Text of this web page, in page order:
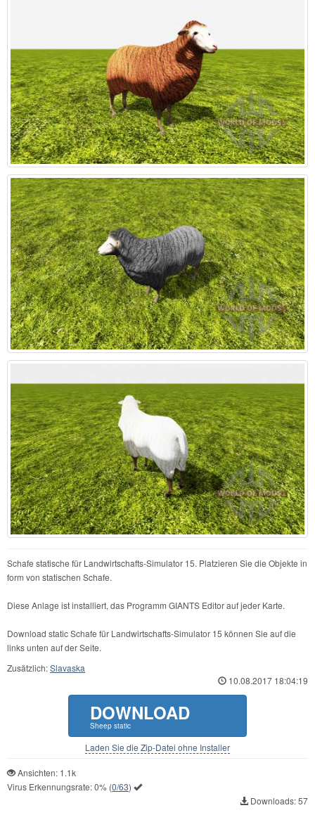
Schafe statische für Landwirtschafts-Simulator 15. Platzieren Sie die Objekte in
form von statischen Schafe.
Diese Anlage ist installiert, das Programm GIANTS Editor auf jeder Karte.
Download static Schafe für Landwirtschafts-Simulator 15 können Sie auf die
links unten auf der Seite.
Zusätzlich:Slavaska
10.08.2017 18:04:19
DOWNLOAD
Sheep static
Laden Sie die Zip-Datei ohne Installer
Ansichten: 1.1k
Virus Erkennungsrate:0% (0/63)
Downloads: 57